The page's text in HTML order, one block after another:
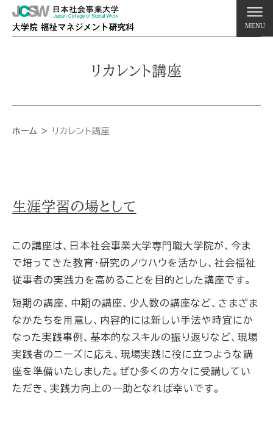
MENU
リカレント講座
ホーム リカレント講座
生涯学習の場として
この講座は、日本社会事業大学専門職大学院が、今ま
で培ってきた教育・研究のノウハウを活かし、社会福祉
従事者の実践力を高めることを目的とした講座です。
短期の講座、中期の講座、少人数の講座など、さまざま
なかたちを用意し、内容的には新しい手法や時宜にか
なった実践事例、基本的なスキルの振り返りなど、現場
実践者のニーズに応え、現場実践に役に立つような講
座を準備いたしました。ぜひ多くの方々に受講してい
ただき、実践力向上の一助となれば幸いです。